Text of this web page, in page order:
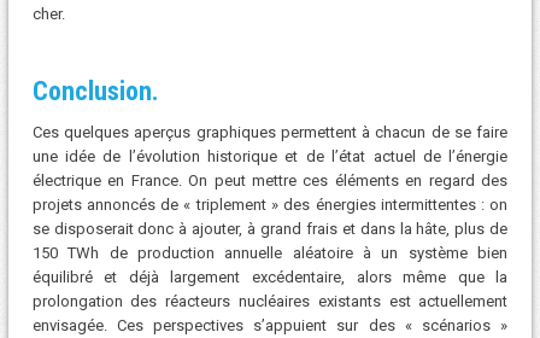
cher.
Conclusion.
Ces quelques aperçus graphiques permettent à chacun de se faire
une idée de l’évolution historique et de l’état actuel de l’énergie
électrique en France. On peut mettre ces éléments en regard des
projets annoncés de « triplement » des énergies intermittentes : on
se disposerait donc à ajouter, à grand frais et dans la hâte, plus de
150 TWh de production annuelle aléatoire à un système bien
équilibré et déjà largement excédentaire, alors même que la
prolongation des réacteurs nucléaires existants est actuellement
envisagée. Ces perspectives s’appuient sur des « scénarios »